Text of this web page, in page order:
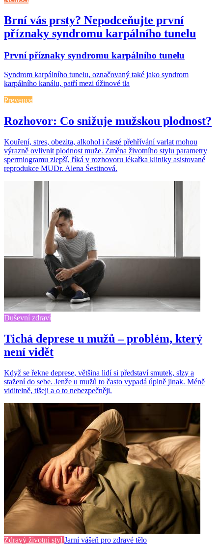
Brní vás prsty? Nepodceňujte první
příznaky syndromu karpálního tunelu
První příznaky syndromu karpálního tunelu
Syndrom karpálního tunelu, označovaný také jako syndrom
karpálního kanálu, patří mezi úžinové tla
Prevence
Rozhovor: Co snižuje mužskou plodnost?
Kouření, stres, obezita, alkohol i časté přehřívání varlat mohou
výrazně ovlivnit plodnost muže. Změna životního stylu parametry
spermiogramu zlepší, říká v rozhovoru lékařka kliniky asistované
reprodukce MUDr. Alena Šestinová.
Duševní zdraví
Tichá deprese u mužů – problém, který
není vidět
Když se řekne deprese, většina lidí si představí smutek, slzy a
stažení do sebe. Jenže u mužů to často vypadá úplně jinak. Méně
viditelně, tišeji a o to nebezpečněji.
Zdravý životní styl Jarní vášeň pro zdravé tělo